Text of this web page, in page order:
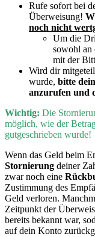
Rufe sofort bei
Überweisung!
noch nicht
Um die
sowohl an
mit der
Wird dir
wurde, bitte
anzurufen und
Wichtig: Die
möglich, wie der
gutgeschrieben wurde!
Wenn das Geld beim
Stornierung deiner
zwar noch eine
Zustimmung des
Geld verloren.
Zeitpunkt der
bereits bekannt war,
auf dein Konto